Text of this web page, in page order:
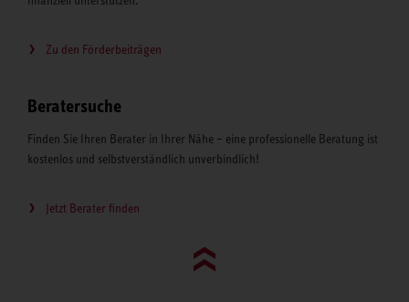
Zu den Förderbeiträgen
Beratersuche
Finden Sie Ihren Berater in Ihrer Nähe – eine professionelle Beratung ist
kostenlos und selbstverständlich unverbindlich!
Jetzt Berater finden
Go to top (evo)